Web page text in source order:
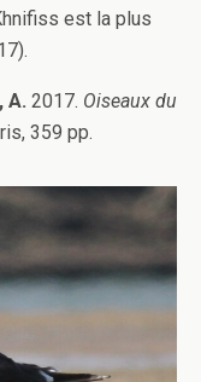
est la plus
A. 2017. Oiseaux du
359 pp.